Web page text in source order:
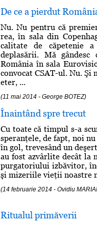
De ce a pierdut
Nu. Nu pentru că
rea, în sala din
calitate de căpetenie
deplasării. Mă
România în sala
convocat CSAT-ul. Nu.
eter, ...
(11 mai 2014 - George BOTEZ)
Înaintând spre trecut
Cu toate că timpul s-a
speranţele, de fapt, noi
în gol, trevesând un
au fost azvârlite decât la
purgatoriului izbăvitor,
şi mizeriile vieţii noastre
(14 februarie 2014 - Ovidiu
Ritualul primăverii